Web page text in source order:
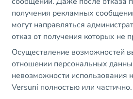
получения рекламных
могут направляться
отказ от получения которых не
Осуществление возможностей
отношении персональных
невозможности использования
Versuni полностью или частично.